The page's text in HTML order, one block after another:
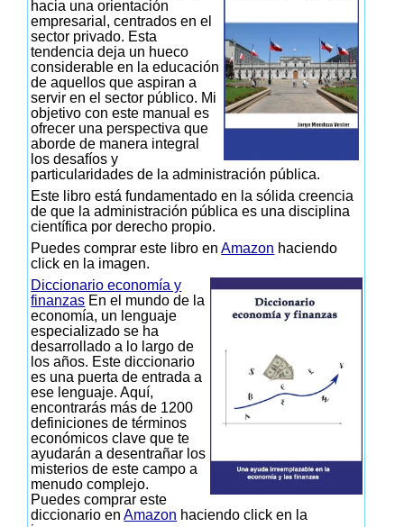
hacia una orientación
empresarial, centrados en el
sector privado. Esta
tendencia deja un hueco
considerable en la educación
de aquellos que aspiran a
servir en el sector público. Mi
objetivo con este manual es
ofrecer una perspectiva que
aborde de manera integral
los desafíos y
particularidades de la administración pública.
Este libro está fundamentado en la sólida creencia
de que la administración pública es una disciplina
científica por derecho propio.
Puedes comprar este libro enAmazon haciendo
click en la imagen.
Diccionario economía y
finanzas En el mundo de la
economía, un lenguaje
especializado se ha
desarrollado a lo largo de
los años. Este diccionario
es una puerta de entrada a
ese lenguaje. Aquí,
encontrarás más de 1200
definiciones de términos
económicos clave que te
ayudarán a desentrañar los
misterios de este campo a
menudo complejo.
Puedes comprar este
diccionario enAmazon haciendo click en la